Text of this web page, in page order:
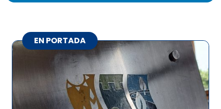
EN PORTADA